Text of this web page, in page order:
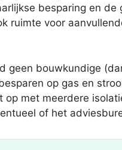
besparing en
ruimte voor
geen bouwkundige
op gas en
op met meerdere
of het